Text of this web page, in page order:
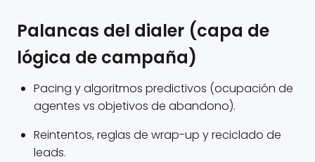
Palancas del dialer (capa de
lógica de campaña)
Pacing y algoritmos predictivos (ocupación de
agentes vs objetivos de abandono).
Reintentos, reglas de wrap-up y reciclado de
leads.